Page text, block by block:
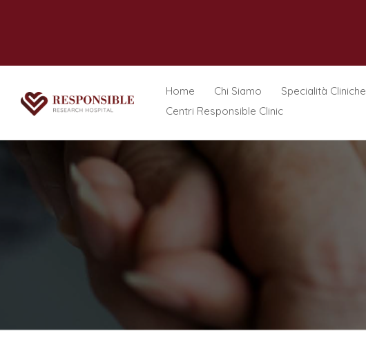
Home Chi Siamo Specialità Cliniche
Centri Responsible Clinic